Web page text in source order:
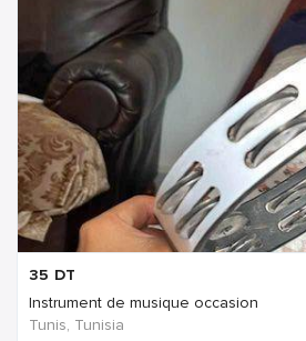
35 DT
Instrument de musique occasion
Tunis, Tunisia